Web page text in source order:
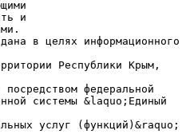
и
в целях информационного
Республики Крым,
посредством федеральной
системы &laquo;Единый
услуг (функций)&raquo;